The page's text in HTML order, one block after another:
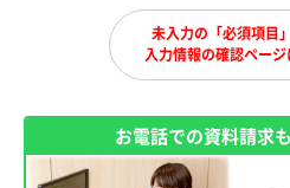
未入力の「必須項目
入力情報の確認ページ
お電話での資料請求